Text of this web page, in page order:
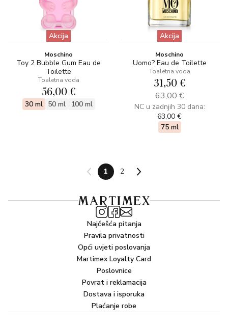
Akcija
Moschino
Toy 2 Bubble Gum Eau de
Toilette
Toaletna voda
56,00 €
30 ml 50 ml 100 ml
Akcija
Moschino
Uomo? Eau de Toilette
Toaletna voda
31,50 €
63,00 €
NC u zadnjih 30 dana:
63,00 €
75 ml
1 2
Najčešća pitanja
Pravila privatnosti
Opći uvjeti poslovanja
Martimex Loyalty Card
Poslovnice
Povrat i reklamacija
Dostava i isporuka
Plaćanje robe